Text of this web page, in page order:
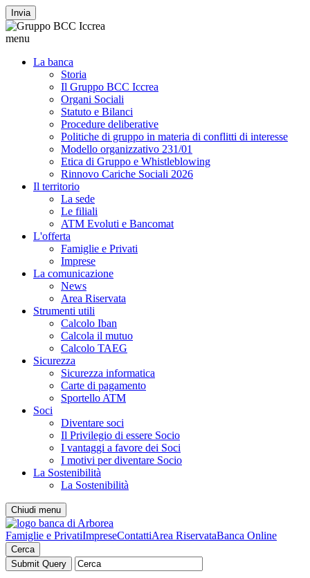
Invia
menu
La banca
Storia
Il Gruppo BCC Iccrea
Organi Sociali
Statuto e Bilanci
Procedure deliberative
Politiche di gruppo in materia di conflitti di interesse
Modello organizzativo 231/01
Etica di Gruppo e Whistleblowing
Rinnovo Cariche Sociali 2026
Il territorio
La sede
Le filiali
ATM Evoluti e Bancomat
L'offerta
Famiglie e Privati
Imprese
La comunicazione
News
Area Riservata
Strumenti utili
Calcolo Iban
Calcola il mutuo
Calcolo TAEG
Sicurezza
Sicurezza informatica
Carte di pagamento
Sportello ATM
Soci
Diventare soci
Il Privilegio di essere Socio
I vantaggi a favore dei Soci
I motivi per diventare Socio
La Sostenibilità
La Sostenibilità
Chiudi menu
Famiglie e PrivatiImpreseContattiArea RiservataBanca Online
Cerca